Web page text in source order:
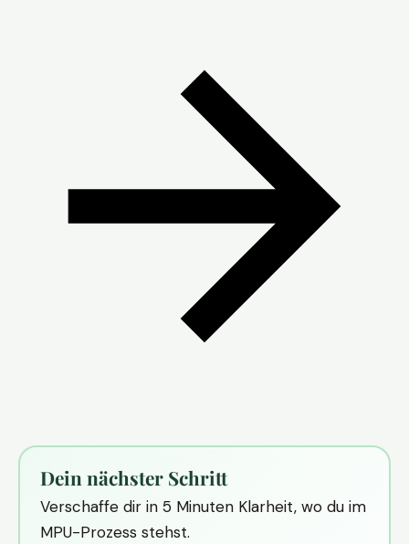
Dein nächster Schritt
Verschaffe dir in 5 Minuten Klarheit, wo du im
MPU-Prozess stehst.